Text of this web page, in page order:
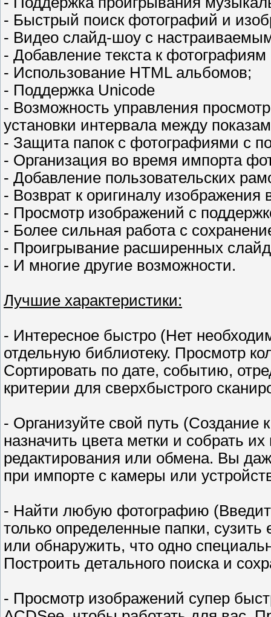
- Быстрый поиск фотографий и
- Видео слайд-шоу с
- Добавление текста к фотографиям
- Использование HTML альбомов;
- Поддержка Unicode
- Возможность управления
установки интервала между
- Защита папок с фотографиями с
- Организация во время импорта
- Добавление пользовательских
- Возврат к оригиналу
- Просмотр изображений с
- Более сильная работа с
- Проигрывание расширенных
- И многие другие возможности.
Лучшие характеристики:
- Интересное быстро (Нет
отдельную библиотеку. Просмотр
Сортировать по дате, событию,
критерии для сверхбыстрого
- Организуйте свой путь (Создание
назначить цвета метки и собрать
редактирования или обмена. Вы
при импорте с камеры или
- Найти любую фотографию
только определенные папки,
или обнаружить, что одно
Построить детального поиска и
- Просмотр изображений супер